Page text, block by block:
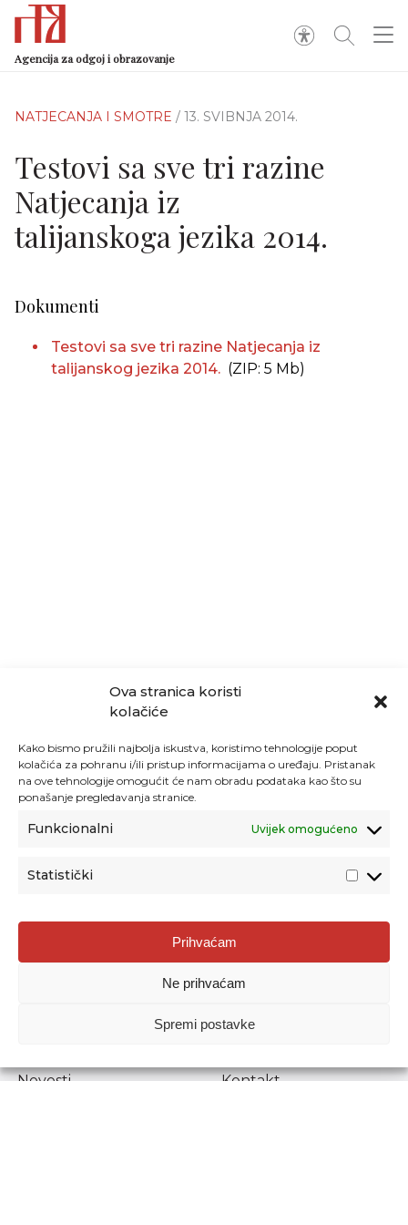
Ova stranica koristi
kolačiće
Kako bismo pružili najbolja iskustva, koristimo tehnologije poput
kolačića za pohranu i/ili pristup informacijama o uređaju. Pristanak
na ove tehnologije omogućit će nam obradu podataka kao što su
ponašanje pregledavanja stranice.
Funkcionalni Uvijek omogućeno
Statistički
Prihvaćam
Ne prihvaćam
Spremi postavke
Agencija za odgoj i obrazovanje
NATJECANJA I SMOTRE / 13. SVIBNJA 2014.
Testovi sa sve tri razine
Natjecanja iz
talijanskoga jezika 2014.
Dokumenti
Testovi sa sve tri razine Natjecanja iz
talijanskog jezika 2014. (ZIP: 5 Mb)
Agencija za odgoj i obrazovanje
Donje Svetice 38, 10000 Zagreb
1778129
Prenošenje sadržaja dopušteno je uz navođenje izvora.
Novosti
Kontakt